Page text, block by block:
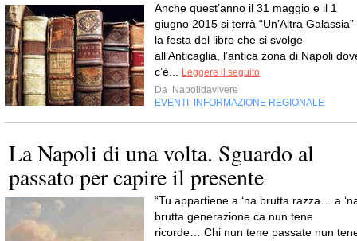
Anche quest’anno il 31 maggio e il 1
giugno 2015 si terrà “Un’Altra Galassia”
la festa del libro che si svolge
all’Anticaglia, l’antica zona di Napoli
c’è...
Leggere il seguito
Da Napolidavivere
EVENTI
INFORMAZIONE REGIONALE
La Napoli di una volta. Sguardo al
passato per capire il presente
“Tu appartiene a ‘na brutta razza… a
brutta generazione ca nun tene
ricorde… Chi nun tene passate nun